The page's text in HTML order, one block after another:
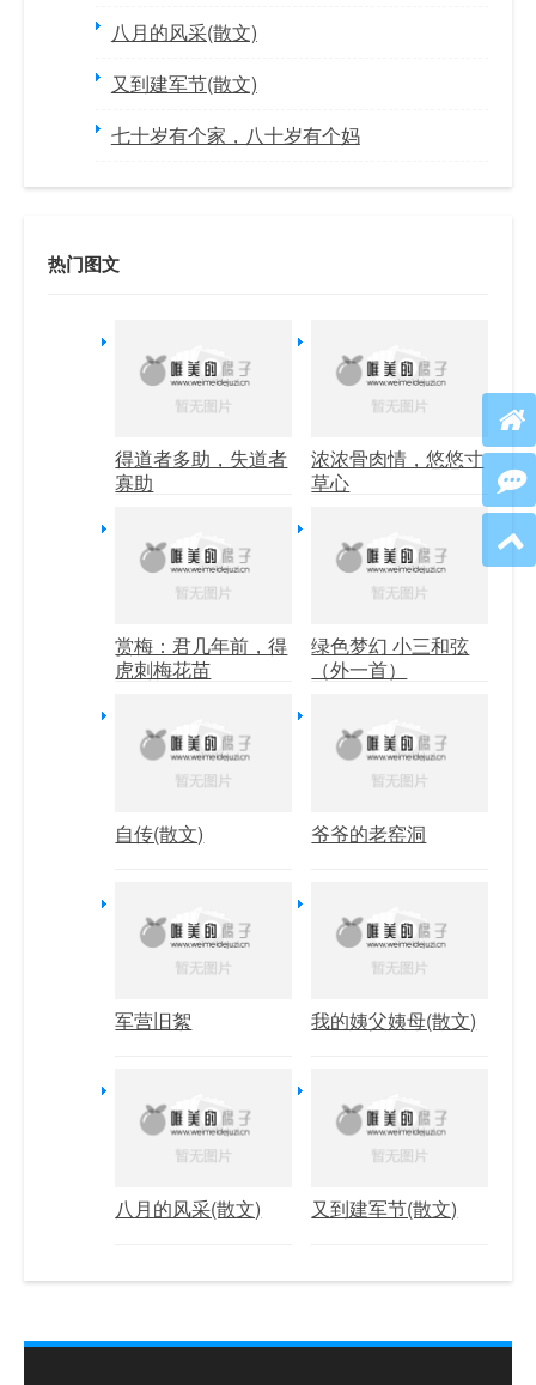
八月的风采(散文)
又到建军节(散文)
七十岁有个家，八十岁有个妈
热门图文
得道者多助，失道者
寡助
浓浓骨肉情，悠悠寸
草心
赏梅：君几年前，得
虎刺梅花苗
绿色梦幻 小三和弦
（外一首）
自传(散文) 爷爷的老窑洞
军营旧絮 我的姨父姨母(散文)
八月的风采(散文) 又到建军节(散文)